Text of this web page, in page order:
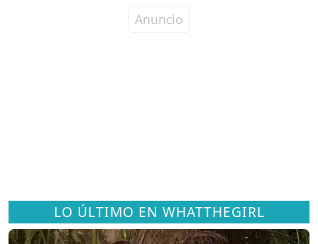
LO ÚLTIMO EN WHATTHEGIRL